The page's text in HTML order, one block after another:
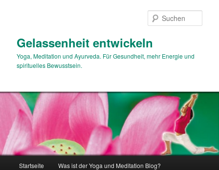
Gelassenheit entwickeln
Yoga, Meditation und Ayurveda. Für Gesundheit, mehr Energie und
spirituelles Bewusstsein.
Startseite Was ist der Yoga und Meditation Blog?